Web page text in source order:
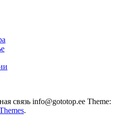
связь info@gototop.ee Theme:
.